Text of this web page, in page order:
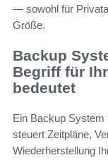
— sowohl für
Größe.
Backup
Begriff für
bedeutet
Ein Backup System
steuert Zeitpläne,
Wiederherstellung